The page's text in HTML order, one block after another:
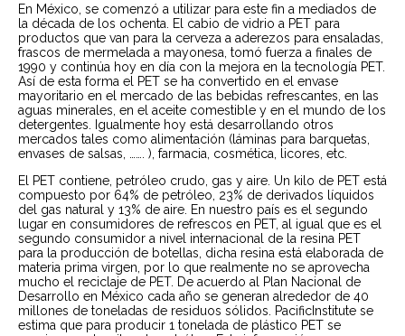
En México, se comenzó a utilizar para este fin a mediados de
la década de los ochenta. El cabio de vidrio a PET para
productos que van para la cerveza a aderezos para ensaladas,
frascos de mermelada a mayonesa, tomó fuerza a finales de
1990 y continúa hoy en día con la mejora en la tecnología PET.
Así de esta forma el PET se ha convertido en el envase
mayoritario en el mercado de las bebidas refrescantes, en las
aguas minerales, en el aceite comestible y en el mundo de los
detergentes. Igualmente hoy está desarrollando otros
mercados tales como alimentación (láminas para barquetas,
envases de salsas, ……. ), farmacia, cosmética, licores, etc.
El PET contiene, petróleo crudo, gas y aire. Un kilo de PET está
compuesto por 64% de petróleo, 23% de derivados líquidos
del gas natural y 13% de aire. En nuestro país es el segundo
lugar en consumidores de refrescos en PET, al igual que es el
segundo consumidor a nivel internacional de la resina PET
para la producción de botellas, dicha resina está elaborada de
materia prima virgen, por lo que realmente no se aprovecha
mucho el reciclaje de PET. De acuerdo al Plan Nacional de
Desarrollo en México cada año se generan alrededor de 40
millones de toneladas de residuos sólidos. PacificInstitute se
estima que para producir 1 tonelada de plástico PET se